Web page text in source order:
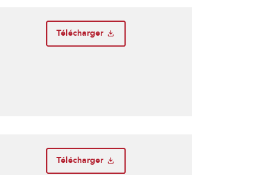
Télécharger
Télécharger